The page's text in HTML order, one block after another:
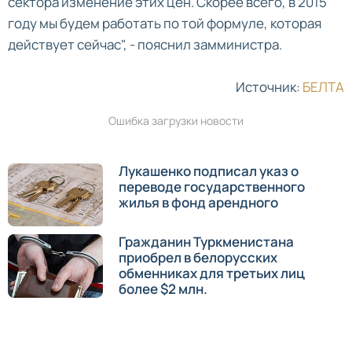
году мы будем работать по той формуле, которая
действует сейчас", - пояснил замминистра.
Источник: БЕЛТА
Ошибка загрузки новости
Лукашенко подписал указ о
переводе государственного
жилья в фонд арендного
Гражданин Туркменистана
приобрел в белорусских
обменниках для третьих лиц
более $2 млн.